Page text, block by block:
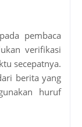
pembaca
verifikasi
secepatnya.
berita yang
huruf